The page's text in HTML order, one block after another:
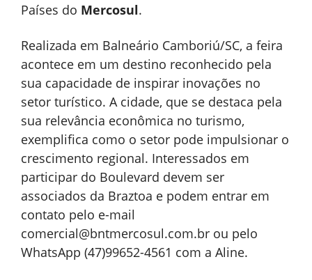
Países do Mercosul.
Realizada em Balneário Camboriú/SC, a feira
acontece em um destino reconhecido pela
sua capacidade de inspirar inovações no
setor turístico. A cidade, que se destaca pela
sua relevância econômica no turismo,
exemplifica como o setor pode impulsionar o
crescimento regional. Interessados em
participar do Boulevard devem ser
associados da Braztoa e podem entrar em
contato pelo e-mail
comercial@bntmercosul.com.br ou pelo
WhatsApp (47)99652-4561 com a Aline.